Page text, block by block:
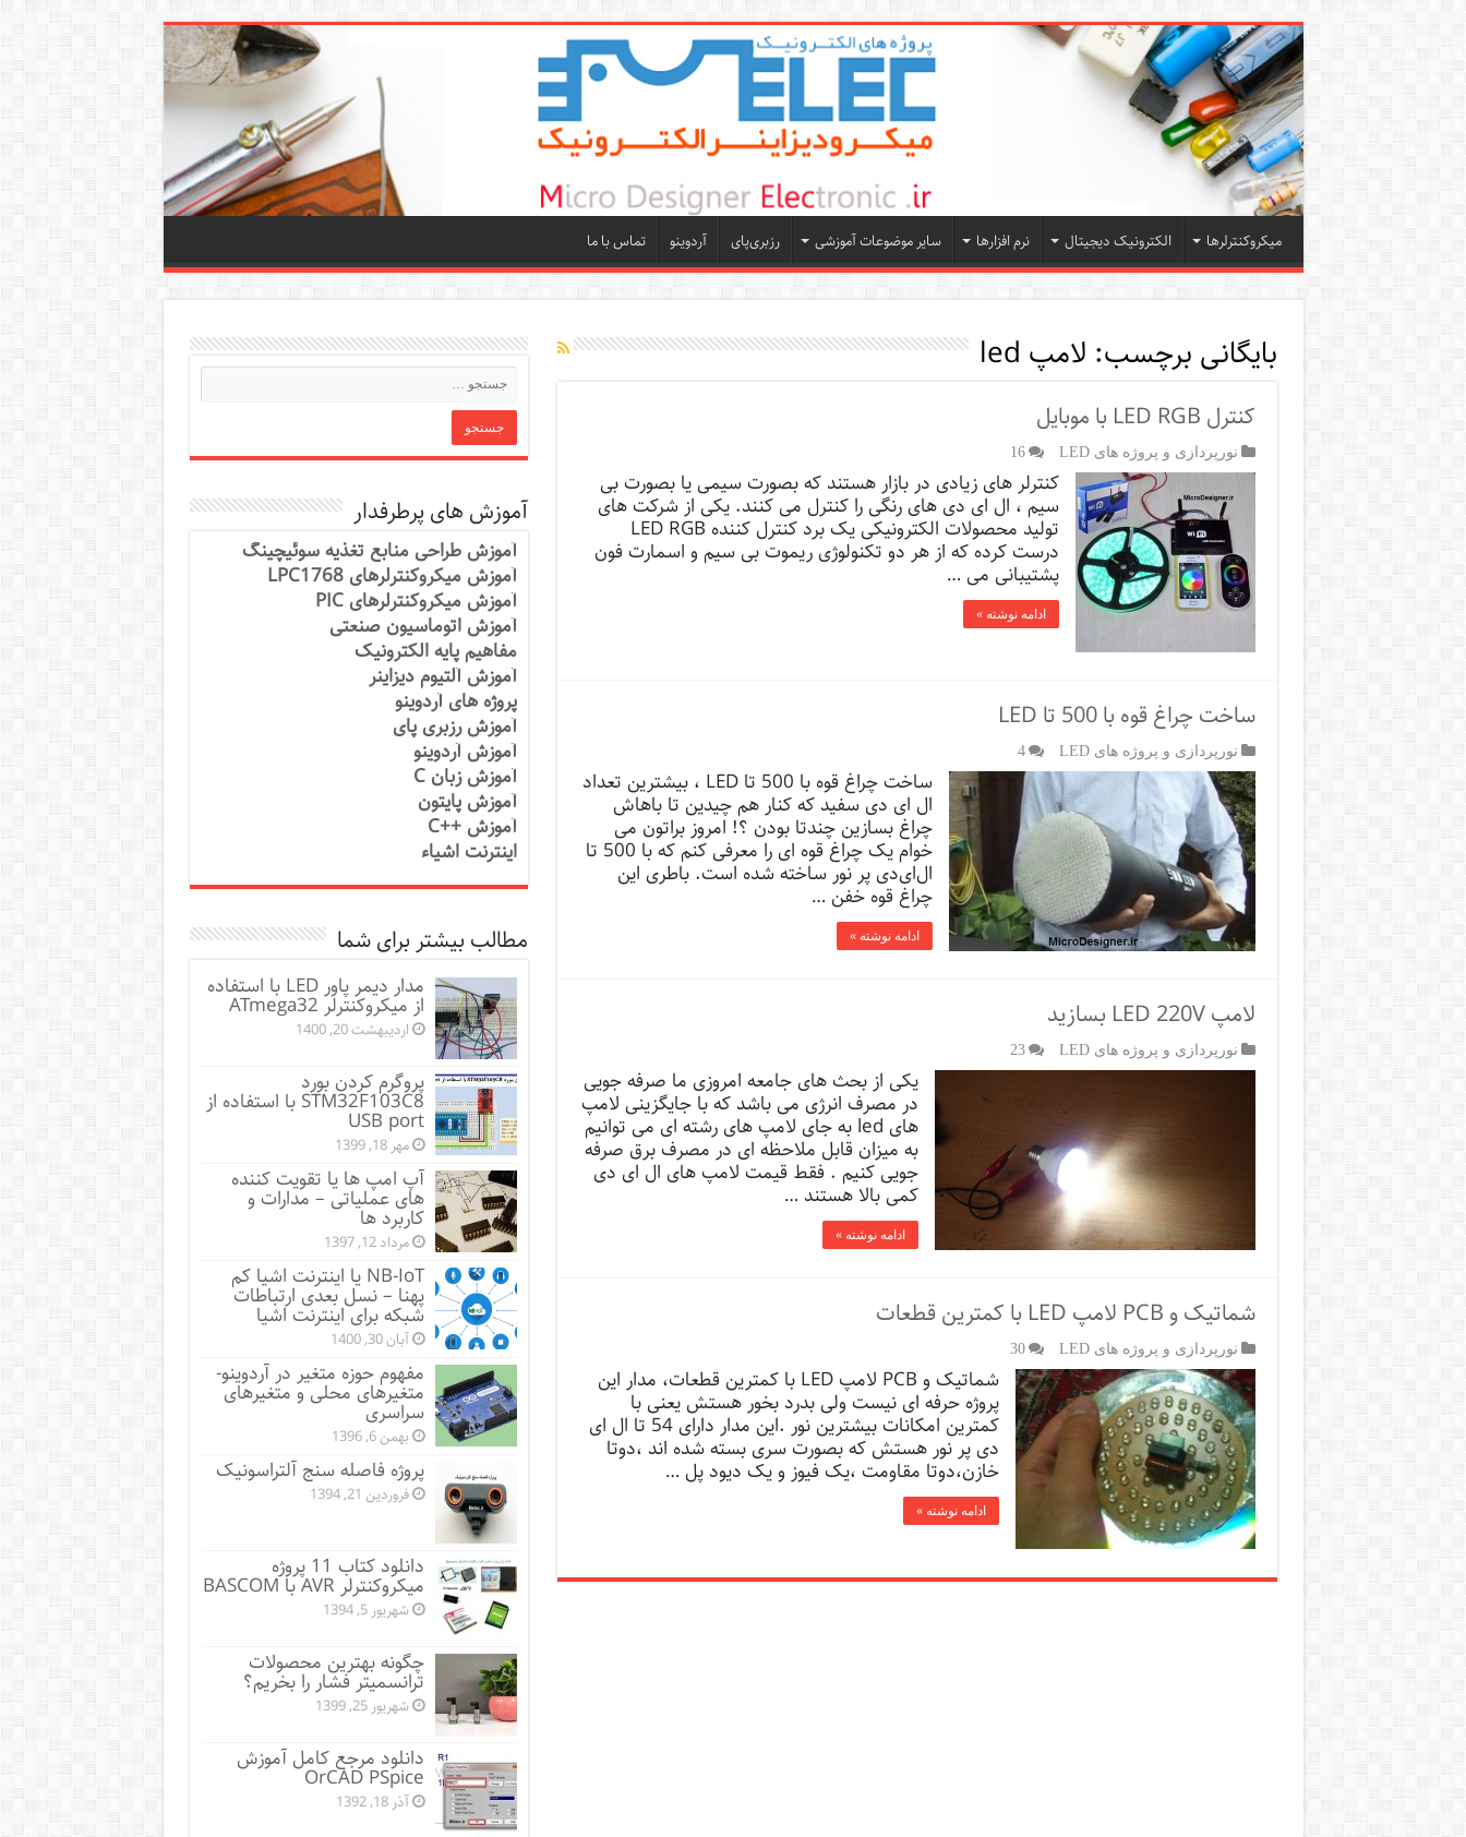
میکروکنترلرها الکترونیک دیجیتال نرم افزارها سایر موضوعات آموزشی رزبری‌پای آردوینو تماس با ما
بایگانی برچسب: لامپ led
کنترل LED RGB با موبایل
نورپردازی و پروژه های LED 16
کنترلر های زیادی در بازار هستند که بصورت سیمی یا بصورت بی
سیم ، ال ای دی های رنگی را کنترل می کنند. یکی از شرکت های
تولید محصولات الکترونیکی یک برد کنترل کننده LED RGB
درست کرده که از هر دو تکنولوژی ریموت بی سیم و اسمارت فون
پشتیبانی می …
ادامه نوشته »
ساخت چراغ قوه با 500 تا LED
نورپردازی و پروژه های LED 4
ساخت چراغ قوه با 500 تا LED ، بیشترین تعداد
ال ای دی سفید که کنار هم چیدین تا باهاش
چراغ بسازین چندتا بودن ؟! امروز براتون می
خوام یک چراغ قوه ای را معرفی کنم که با 500 تا
ال‌ای‌دی پر نور ساخته شده است. باطری این
چراغ قوه خفن …
ادامه نوشته »
لامپ LED 220V بسازید
نورپردازی و پروژه های LED 23
یکی از بحث های جامعه امروزی ما صرفه جویی
در مصرف انرژی می باشد که با جایگزینی لامپ
های led به جای لامپ های رشته ای می توانیم
به میزان قابل ملاحظه ای در مصرف برق صرفه
جویی کنیم . فقط قیمت لامپ های ال ای دی
کمی بالا هستند …
ادامه نوشته »
شماتیک و PCB لامپ LED با کمترین قطعات
نورپردازی و پروژه های LED 30
شماتیک و PCB لامپ LED با کمترین قطعات، مدار این
پروژه حرفه ای نیست ولی بدرد بخور هستش یعنی با
کمترین امکانات بیشترین نور .این مدار دارای 54 تا ال ای
دی پر نور هستش که بصورت سری بسته شده اند ،دوتا
خازن،دوتا مقاومت ،یک فیوز و یک دیود پل …
ادامه نوشته »
آموزش های پرطرفدار
آموزش طراحی منابع تغذیه سوئیچینگ
آموزش میکروکنترلرهای LPC1768
آموزش میکروکنترلرهای PIC
آموزش اتوماسیون صنعتی
مفاهیم پایه الکترونیک
آموزش آلتیوم دیزاینر
پروژه های آردوینو
آموزش رزبری پای
آموزش آردوینو
آموزش زبان C
آموزش پایتون
آموزش ++C
اینترنت اشیاء
مطالب بیشتر برای شما
مدار دیمر پاور LED با استفاده
از میکروکنترلر ATmega32
اردیبهشت 20, 1400
پروگرم کردن بورد
STM32F103C8 با استفاده از
USB port
مهر 18, 1399
آپ امپ ها یا تقویت کننده
های عملیاتی – مدارات و
کاربرد ها
مرداد 12, 1397
NB-IoT یا اینترنت اشیا کم
پهنا – نسل بعدی ارتباطات
شبکه برای اینترنت اشیا
آبان 30, 1400
مفهوم حوزه متغیر در آردوینو-
متغیرهای محلی و متغیرهای
سراسری
بهمن 6, 1396
پروژه فاصله سنج آلتراسونیک
فروردین 21, 1394
دانلود کتاب 11 پروژه
میکروکنترلر AVR با BASCOM
شهریور 5, 1394
چگونه بهترین محصولات
ترانسمیتر فشار را بخریم؟
شهریور 25, 1399
دانلود مرجع کامل آموزش
OrCAD PSpice
آذر 18, 1392